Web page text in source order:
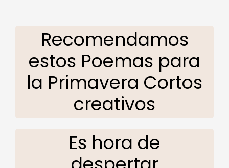
Recomendamos
estos Poemas para
la Primavera Cortos
creativos
Es hora de